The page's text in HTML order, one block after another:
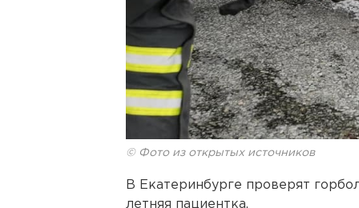
© Фото из открытых источников
В Екатеринбурге проверят
летняя пациентка.